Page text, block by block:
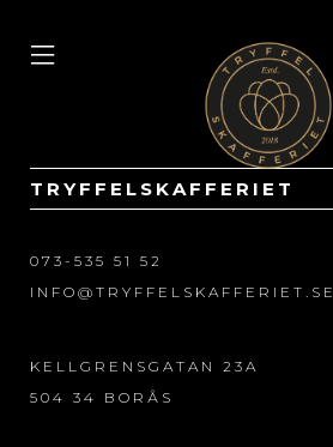
TRYFFELSKAFFERIET
073-535 51 52
INFO@TRYFFELSKAFFERIET.SE
KELLGRENSGATAN 23A
504 34 BORÅS